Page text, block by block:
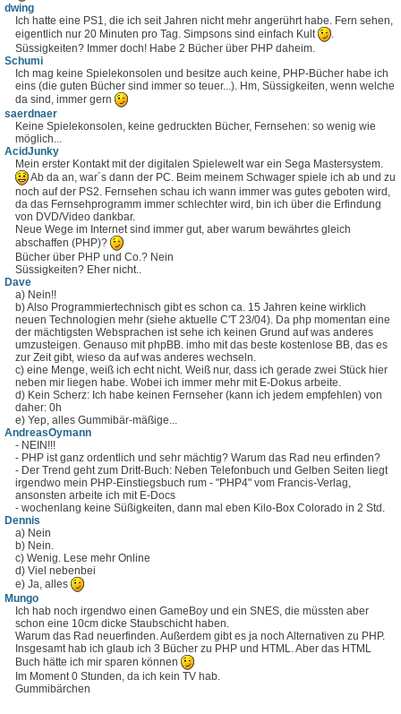
dwing
Ich hatte eine PS1, die ich seit Jahren nicht mehr angerührt habe. Fern sehen,
eigentlich nur 20 Minuten pro Tag. Simpsons sind einfach Kult
Süssigkeiten? Immer doch! Habe 2 Bücher über PHP daheim.
Schumi
Ich mag keine Spielekonsolen und besitze auch keine, PHP-Bücher habe ich
eins (die guten Bücher sind immer so teuer...). Hm, Süssigkeiten, wenn welche
da sind, immer gern
saerdnaer
Keine Spielekonsolen, keine gedruckten Bücher, Fernsehen: so wenig wie
möglich...
AcidJunky
Mein erster Kontakt mit der digitalen Spielewelt war ein Sega Mastersystem.
Ab da an, war´s dann der PC. Beim meinem Schwager spiele ich ab und zu
noch auf der PS2. Fernsehen schau ich wann immer was gutes geboten wird,
da das Fernsehprogramm immer schlechter wird, bin ich über die Erfindung
von DVD/Video dankbar.
Neue Wege im Internet sind immer gut, aber warum bewährtes gleich
abschaffen (PHP)?
Bücher über PHP und Co.? Nein
Süssigkeiten? Eher nicht..
Dave
a) Nein!!
b) Also Programmiertechnisch gibt es schon ca. 15 Jahren keine wirklich
neuen Technologien mehr (siehe aktuelle C'T 23/04). Da php momentan eine
der mächtigsten Websprachen ist sehe ich keinen Grund auf was anderes
umzusteigen. Genauso mit phpBB. imho mit das beste kostenlose BB, das es
zur Zeit gibt, wieso da auf was anderes wechseln.
c) eine Menge, weiß ich echt nicht. Weiß nur, dass ich gerade zwei Stück hier
neben mir liegen habe. Wobei ich immer mehr mit E-Dokus arbeite.
d) Kein Scherz: Ich habe keinen Fernseher (kann ich jedem empfehlen) von
daher: 0h
e) Yep, alles Gummibär-mäßige...
AndreasOymann
- NEIN!!!
- PHP ist ganz ordentlich und sehr mächtig? Warum das Rad neu erfinden?
- Der Trend geht zum Dritt-Buch: Neben Telefonbuch und Gelben Seiten liegt
irgendwo mein PHP-Einstiegsbuch rum - "PHP4" vom Francis-Verlag,
ansonsten arbeite ich mit E-Docs
- wochenlang keine Süßigkeiten, dann mal eben Kilo-Box Colorado in 2 Std.
Dennis
a) Nein
b) Nein.
c) Wenig. Lese mehr Online
d) Viel nebenbei
e) Ja, alles
Mungo
Ich hab noch irgendwo einen GameBoy und ein SNES, die müssten aber
schon eine 10cm dicke Staubschicht haben.
Warum das Rad neuerfinden. Außerdem gibt es ja noch Alternativen zu PHP.
Insgesamt hab ich glaub ich 3 Bücher zu PHP und HTML. Aber das HTML
Buch hätte ich mir sparen können
Im Moment 0 Stunden, da ich kein TV hab.
Gummibärchen